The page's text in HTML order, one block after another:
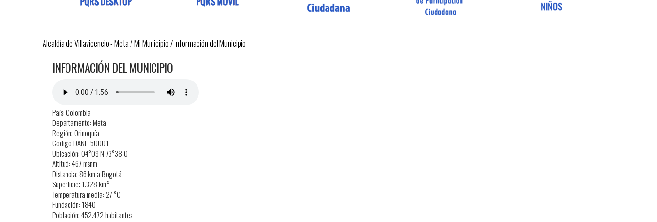
Alcaldía de Villavicencio - Meta/Mi Municipio/Información del Municipio
​​INFORMACIÓN DEL MUNICIPIO
​País: Colombia
Departamento: Meta
Región: Orinoquía
Código DANE: 50001
Ubicación: 04°09 N 73°38 O
Altitud: 467 msnm
Distancia: 86 km a Bogotá
Superficie: 1.328 km²
Temperatura media: 27 °C
Fundación: 1840
Población: 452.472 habitantes